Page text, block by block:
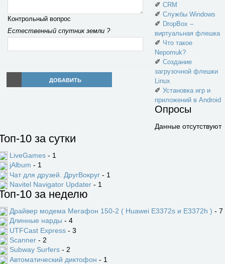
Контрольный вопрос
Естественный спутник земли ?
ДОБАВИТЬ
✐ CRM
✐ Службы Windows
✐ DropBox –
виртуальная флешка
✐ Что такое
Nepomuk?
✐ Создание
загрузочной флешки
Linux
✐ Установка игр и
приложений в Android
Опросы
Данные отсутствуют
10 за сутки
LiveGames - 1
jAlbum - 1
Чат для друзей. ДругВокруг - 1
Navitel Navigator Updater - 1
10 за неделю
Драйвер модема Мегафон 150-2 ( Huawei E3372s и E3372h ) - 7
Длинные нарды - 4
UTFCast Express - 3
Scanner - 2
Subway Surfers - 2
Автоматический диктофон - 1